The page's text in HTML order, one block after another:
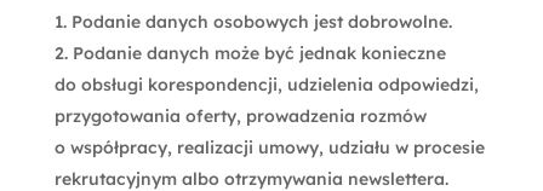
Podanie danych osobowych jest dobrowolne.
Podanie danych może być jednak konieczne
do obsługi korespondencji, udzielenia odpowiedzi,
przygotowania oferty, prowadzenia rozmów
o współpracy, realizacji umowy, udziału w procesie
rekrutacyjnym albo otrzymywania newslettera.